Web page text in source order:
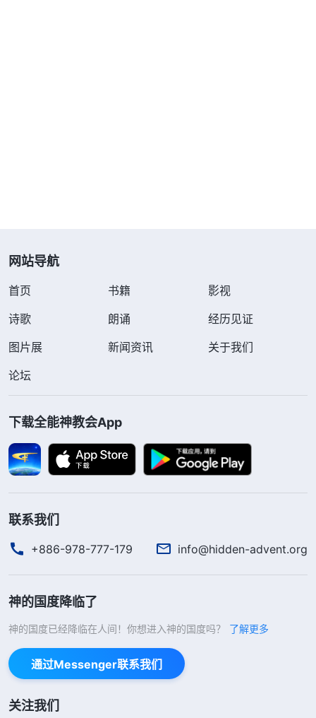
自己对业务不熟悉，怕辅导弟兄姊妹时交通得不好自
己的颜面受损；当听王姊妹说她不知道路怎么走时，
又想等上层回信后从中取点经再去教会，以便达到让
人高看的目的；当听到福音资料组也要去教会辅导
时，她唯恐弟兄姊妹都写其他类型的文章，自己负责
的这类文章没人写，到时候果效不好更丢脸，才急忙
给教会去信约见……这时，延庆才看到自己的所思所
想、所做所行，都是为了维护自己的脸面地位，自己
做事的存心、动机、出发点全是为了满足自己的私
欲，没有一点是与满足神、与真理有关的，那自己尽
神，不能急神所急、想神所想，不在难处中依靠神、
仰望神，寻求怎样实行能对本分有利，达到以满足神
第一，而是想方设法地满足自己的脸面地位，把这些
东西看得比什么都重要，外表上看也在尽本分为神花
费，起早贪黑、点灯熬油地好似很有负担，但这并不
代表实行真理呀！人做事的存心神鉴察。延庆看到自
网站导航
首页 书籍
影视
诗歌
朗诵
经历见证
图片展
新闻资讯
关于我们
论坛
下载全能神教会App
联系我们
+886-978-777-179 info@hidden-advent.org
神的国度降临了
神的国度已经降临在人间！你想进入神的国度吗？ 了解更多
通过Messenger联系我们
关注我们